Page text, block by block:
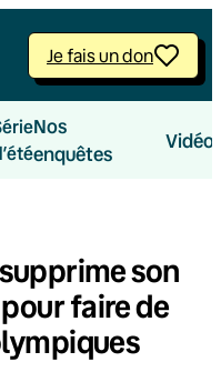
Je fais un don
Nos
enquêtes
son
faire de